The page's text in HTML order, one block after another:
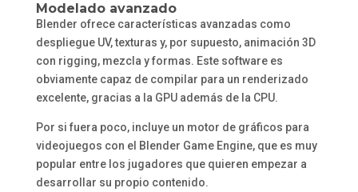
Modelado avanzado
Blender ofrece características avanzadas como
despliegue UV, texturas y, por supuesto, animación 3D
con rigging, mezcla y formas. Este software es
obviamente capaz de compilar para un renderizado
excelente, gracias a la GPU además de la CPU.
Por si fuera poco, incluye un motor de gráficos para
videojuegos con el Blender Game Engine, que es muy
popular entre los jugadores que quieren empezar a
desarrollar su propio contenido.